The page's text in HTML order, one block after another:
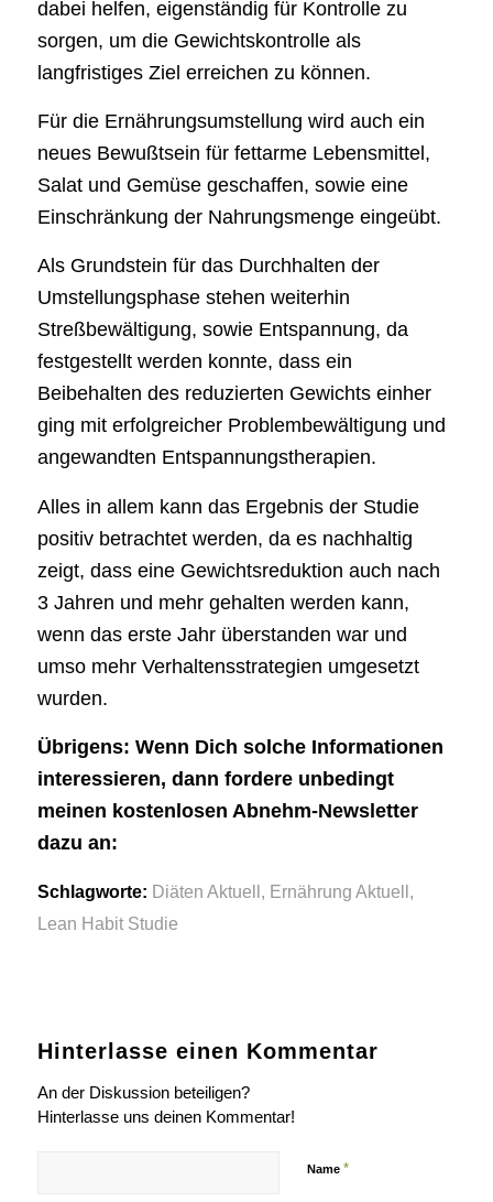
dabei helfen, eigenständig für Kontrolle zu
sorgen, um die Gewichtskontrolle als
langfristiges Ziel erreichen zu können.
Für die Ernährungsumstellung wird auch ein
neues Bewußtsein für fettarme Lebensmittel,
Salat und Gemüse geschaffen, sowie eine
Einschränkung der Nahrungsmenge eingeübt.
Als Grundstein für das Durchhalten der
Umstellungsphase stehen weiterhin
Streßbewältigung, sowie Entspannung, da
festgestellt werden konnte, dass ein
Beibehalten des reduzierten Gewichts einher
ging mit erfolgreicher Problembewältigung und
angewandten Entspannungstherapien.
Alles in allem kann das Ergebnis der Studie
positiv betrachtet werden, da es nachhaltig
zeigt, dass eine Gewichtsreduktion auch nach
3 Jahren und mehr gehalten werden kann,
wenn das erste Jahr überstanden war und
umso mehr Verhaltensstrategien umgesetzt
wurden.
Übrigens: Wenn Dich solche Informationen
interessieren, dann fordere unbedingt
meinen kostenlosen Abnehm-Newsletter
dazu an:
Schlagworte: Diäten Aktuell , Ernährung Aktuell ,
Lean Habit Studie
Hinterlasse einen Kommentar
An der Diskussion beteiligen?
Hinterlasse uns deinen Kommentar!
Name *